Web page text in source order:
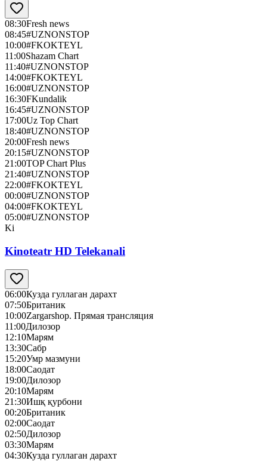
08:30Fresh news
08:45#UZNONSTOP
10:00#FKOKTEYL
11:00Shazam Chart
11:40#UZNONSTOP
14:00#FKOKTEYL
16:00#UZNONSTOP
16:30FKundalik
16:45#UZNONSTOP
17:00Uz Top Chart
18:40#UZNONSTOP
20:00Fresh news
20:15#UZNONSTOP
21:00TOP Chart Plus
21:40#UZNONSTOP
22:00#FKOKTEYL
00:00#UZNONSTOP
04:00#FKOKTEYL
05:00#UZNONSTOP
Ki
Kinoteatr HD Telekanali
06:00Кузда гуллаган дарахт
07:50Британик
10:00Zargarshop. Прямая трансляция
11:00Дилозор
12:10Марям
13:30Сабр
15:20Умр мазмуни
18:00Саодат
19:00Дилозор
20:10Марям
21:30Ишқ қурбони
00:20Британик
02:00Саодат
02:50Дилозор
03:30Марям
04:30Кузда гуллаган дарахт